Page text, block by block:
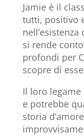
Jamie è il
tutti, positivo
si rende
profondi per
scopre di
Il loro legame
e potrebbe
storia